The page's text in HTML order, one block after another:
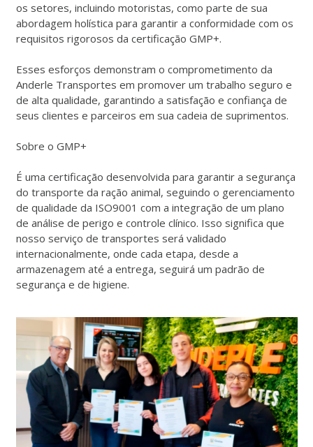
os setores, incluindo motoristas, como parte de sua
abordagem holística para garantir a conformidade com os
requisitos rigorosos da certificação GMP+.
Esses esforços demonstram o comprometimento da
Anderle Transportes em promover um trabalho seguro e
de alta qualidade, garantindo a satisfação e confiança de
seus clientes e parceiros em sua cadeia de suprimentos.
Sobre o GMP+
É uma certificação desenvolvida para garantir a segurança
do transporte da ração animal, seguindo o gerenciamento
de qualidade da ISO9001 com a integração de um plano
de análise de perigo e controle clínico. Isso significa que
nosso serviço de transportes será validado
internacionalmente, onde cada etapa, desde a
armazenagem até a entrega, seguirá um padrão de
segurança e de higiene.